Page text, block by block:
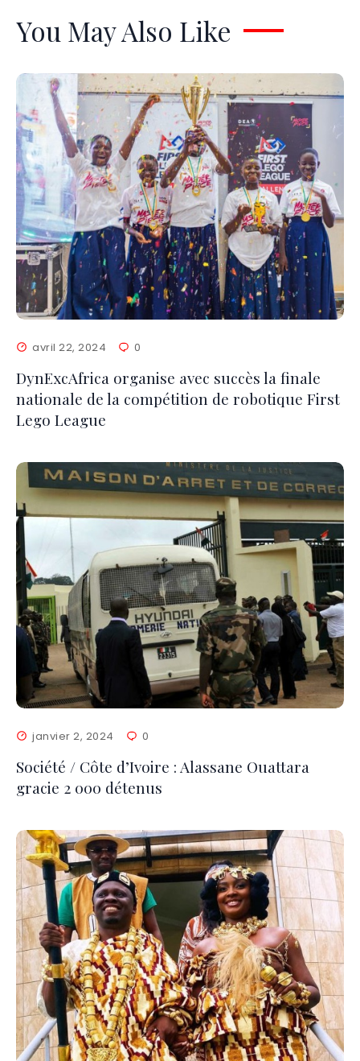
You May Also Like
avril 22, 2024 0
DynExcAfrica organise avec succès la finale
nationale de la compétition de robotique First
Lego League
janvier 2, 2024 0
Société / Côte d’Ivoire : Alassane Ouattara
gracie 2 000 détenus